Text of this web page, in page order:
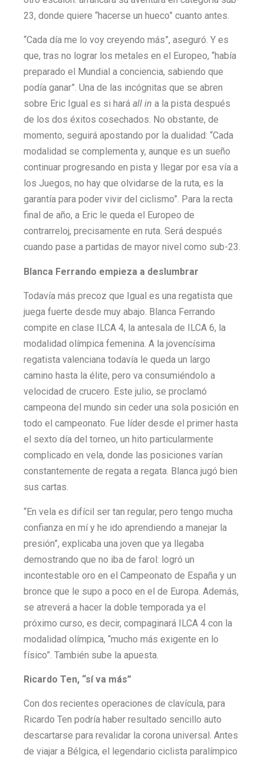
23, donde quiere “hacerse un hueco” cuanto antes.
“Cada día me lo voy creyendo más”, aseguró. Y es
que, tras no lograr los metales en el Europeo, “había
preparado el Mundial a conciencia, sabiendo que
podía ganar”. Una de las incógnitas que se abren
sobre Eric Igual es si hará all in a la pista después
de los dos éxitos cosechados. No obstante, de
momento, seguirá apostando por la dualidad: “Cada
modalidad se complementa y, aunque es un sueño
continuar progresando en pista y llegar por esa vía a
los Juegos, no hay que olvidarse de la ruta, es la
garantía para poder vivir del ciclismo”. Para la recta
final de año, a Eric le queda el Europeo de
contrarreloj, precisamente en ruta. Será después
cuando pase a partidas de mayor nivel como sub-23.
Blanca Ferrando empieza a deslumbrar
Todavía más precoz que Igual es una regatista que
juega fuerte desde muy abajo. Blanca Ferrando
compite en clase ILCA 4, la antesala de ILCA 6, la
modalidad olímpica femenina. A la jovencísima
regatista valenciana todavía le queda un largo
camino hasta la élite, pero va consumiéndolo a
velocidad de crucero. Este julio, se proclamó
campeona del mundo sin ceder una sola posición en
todo el campeonato. Fue líder desde el primer hasta
el sexto día del torneo, un hito particularmente
complicado en vela, donde las posiciones varían
constantemente de regata a regata. Blanca jugó bien
sus cartas.
“En vela es difícil ser tan regular, pero tengo mucha
confianza en mí y he ido aprendiendo a manejar la
presión”, explicaba una joven que ya llegaba
demostrando que no iba de farol: logró un
incontestable oro en el Campeonato de España y un
bronce que le supo a poco en el de Europa. Además,
se atreverá a hacer la doble temporada ya el
próximo curso, es decir, compaginará ILCA 4 con la
modalidad olímpica, “mucho más exigente en lo
físico”. También sube la apuesta.
Ricardo Ten, “sí va más”
Con dos recientes operaciones de clavícula, para
Ricardo Ten podría haber resultado sencillo auto
descartarse para revalidar la corona universal. Antes
de viajar a Bélgica, el legendario ciclista paralímpico